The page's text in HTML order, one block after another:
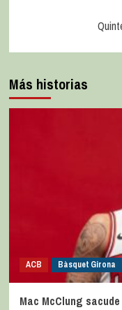
Más historias
ACB Bàsquet Girona
Mac McClung